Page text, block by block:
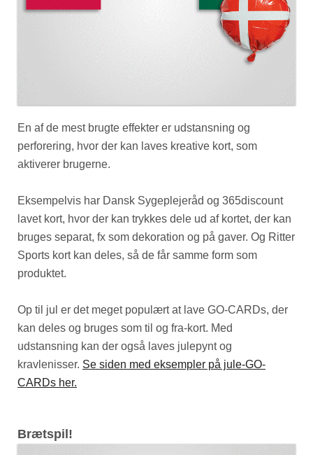
En af de mest brugte effekter er udstansning og
perforering, hvor der kan laves kreative kort, som
aktiverer brugerne.
Eksempelvis har Dansk Sygeplejeråd og 365discount
lavet kort, hvor der kan trykkes dele ud af kortet, der kan
bruges separat, fx som dekoration og på gaver. Og Ritter
Sports kort kan deles, så de får samme form som
produktet.
Op til jul er det meget populært at lave GO-CARDs, der
kan deles og bruges som til og fra-kort. Med
udstansning kan der også laves julepynt og
kravlenisser. Se siden med eksempler på jule-GO-
CARDs her.
Brætspil!